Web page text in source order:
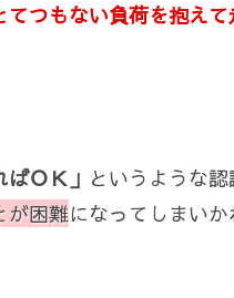
つもない負荷を抱え
ＯＫ」 というような
が困難になってしまい